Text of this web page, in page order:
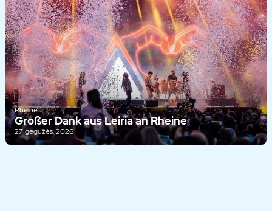
Rheine
Großer Dank aus Leiria an Rheine
27 gegužės, 2026